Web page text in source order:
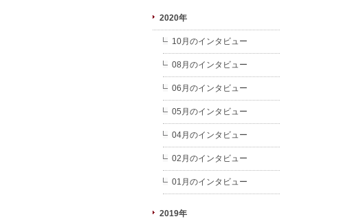
2020年
10月のインタビュー
08月のインタビュー
06月のインタビュー
05月のインタビュー
04月のインタビュー
02月のインタビュー
01月のインタビュー
2019年